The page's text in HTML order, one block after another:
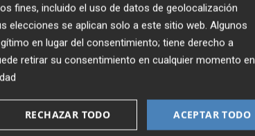
tiempo para negociar una
y que los inversores volvían
en Europa con confortables
También en un BCE
al marco regulatorio del
fines, incluido el uso de datos de geolocalización
elecciones se aplican solo a este sitio web. Algunos
en lugar del consentimiento; tiene derecho a
retirar su consentimiento en cualquier momento en
ACEPTAR TODO
RECHAZAR TODO